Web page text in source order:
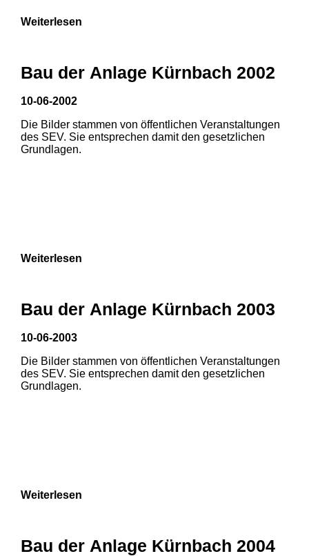
Weiterlesen
Bau der Anlage Kürnbach 2002
10-06-2002
Die Bilder stammen von öffentlichen Veranstaltungen
des SEV. Sie entsprechen damit den gesetzlichen
Grundlagen.
Weiterlesen
Bau der Anlage Kürnbach 2003
10-06-2003
Die Bilder stammen von öffentlichen Veranstaltungen
des SEV. Sie entsprechen damit den gesetzlichen
Grundlagen.
Weiterlesen
Bau der Anlage Kürnbach 2004